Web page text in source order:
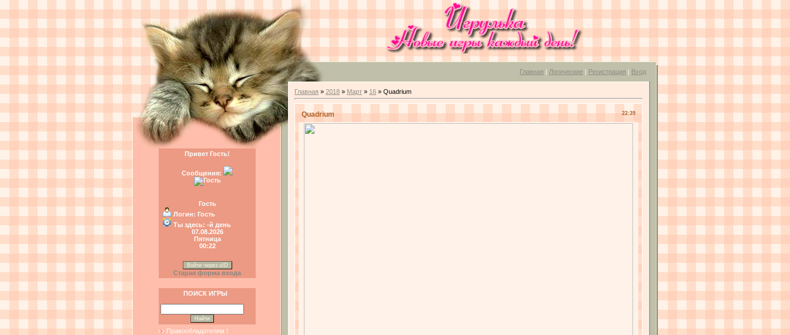
Главная | Логические | Регистрация | Вход
Привет Гость!
Сообщения:
Гость
Логин: Гость
Ты здесь: -й день
07.08.2026
Пятница
00:22
Войти через uID
Старая форма входа
ПОИСК ИГРЫ
Правообладателям !
Главная » 2018 » Март » 16 » Quadrium
22:39
Quadrium